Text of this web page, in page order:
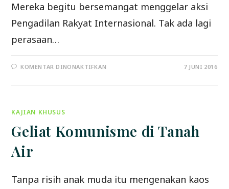
Mereka begitu bersemangat menggelar aksi
Pengadilan Rakyat Internasional. Tak ada lagi
perasaan…
KOMENTAR DINONAKTIFKAN 7 JUNI 2016
KAJIAN KHUSUS
Geliat Komunisme di Tanah
Air
Tanpa risih anak muda itu mengenakan kaos